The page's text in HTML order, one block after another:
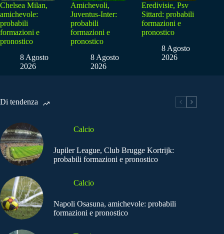
Chelsea Milan,
amichevole:
probabili
formazioni e
pronostico
8 Agosto
2026
Amichevoli,
Juventus-Inter:
probabili
formazioni e
pronostico
8 Agosto
2026
Eredivisie, Psv
Sittard: probabili
formazioni e
pronostico
8 Agosto
2026
Di tendenza
Calcio
Jupiler League, Club Brugge Kortrijk:
probabili formazioni e pronostico
Calcio
Napoli Osasuna, amichevole: probabili
formazioni e pronostico